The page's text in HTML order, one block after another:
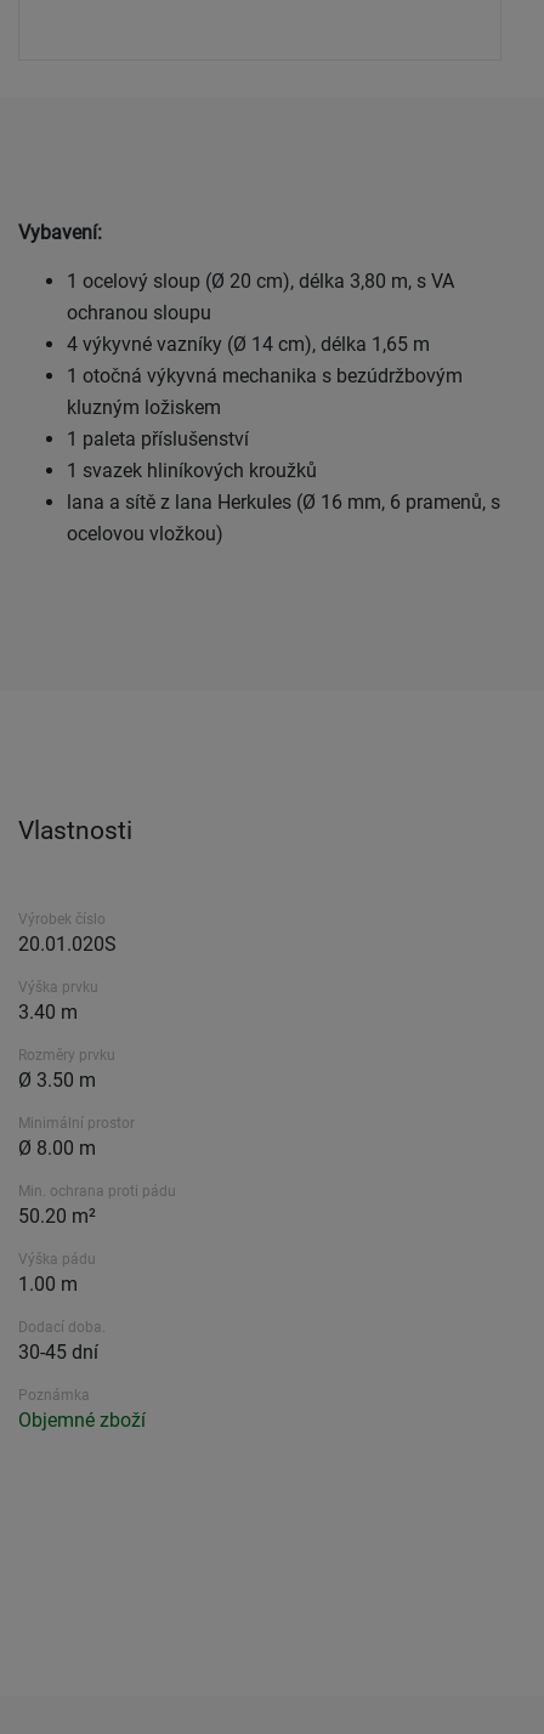
Vybavení:
1 ocelový sloup (Ø 20 cm), délka 3,80 m, s VA
ochranou sloupu
4 výkyvné vazníky (Ø 14 cm), délka 1,65 m
1 otočná výkyvná mechanika s bezúdržbovým
kluzným ložiskem
1 paleta příslušenství
1 svazek hliníkových kroužků
lana a sítě z lana Herkules (Ø 16 mm, 6 pramenů, s
ocelovou vložkou)
Vlastnosti
Výrobek číslo
20.01.020S
Výška prvku
3.40 m
Rozměry prvku
Ø 3.50 m
Minimální prostor
Ø 8.00 m
Min. ochrana proti pádu
50.20 m²
Výška pádu
1.00 m
Dodací doba.
30-45 dní
Poznámka
Objemné zboží